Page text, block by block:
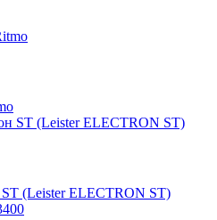
(Leister ELECTRON ST)